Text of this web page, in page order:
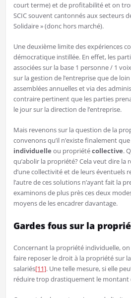
court terme) et de profitabilité et on
SCIC souvent cantonnés aux secteurs
Solidaire » (donc hors marché).
Une deuxième limite des expériences
démocratique instillée. En effet, les
associées sur la base 1 personne / 1
sur la gestion de l’entreprise que de
assemblées annuelles et via des
contraire pertinent que les parties
le jour sur la direction de l’entreprise.
Mais revenons sur la question de la
convenons qu’il n’existe finalement
individuelle ou propriétécollective.
qu’abolir la propriété? Cela veut dire la
d’une collectivité et de leurs éventuels
l’autre de ces solutions n’ayant fait la
examinons de plus près ces deux
moyens de les encadrer davantage.
Gardes fous sur la
Concernant la propriété individuelle,
faire reposer le droit à la propriété sur
salariés[11]. Une telle mesure, si elle
réduire trop drastiquement le montant